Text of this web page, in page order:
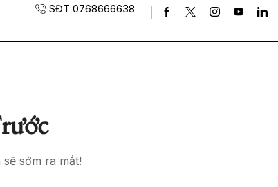
SĐT 0768666638
sớm ra mắt!